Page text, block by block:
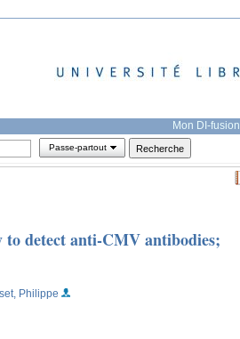
Mon DI-fusion
Passe-partout
to detect anti-CMV antibodies;
Philippe